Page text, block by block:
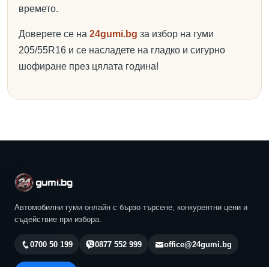
времето.
Доверете се на 24gumi.bg за избор на гуми
205/55R16 и се насладете на гладко и сигурно
шофиране през цялата година!
Автомобилни гуми онлайн с бързо търсене, конкурентни цени и
съдействие при избора.
0700 50 199 0877 552 999 office@24gumi.bg